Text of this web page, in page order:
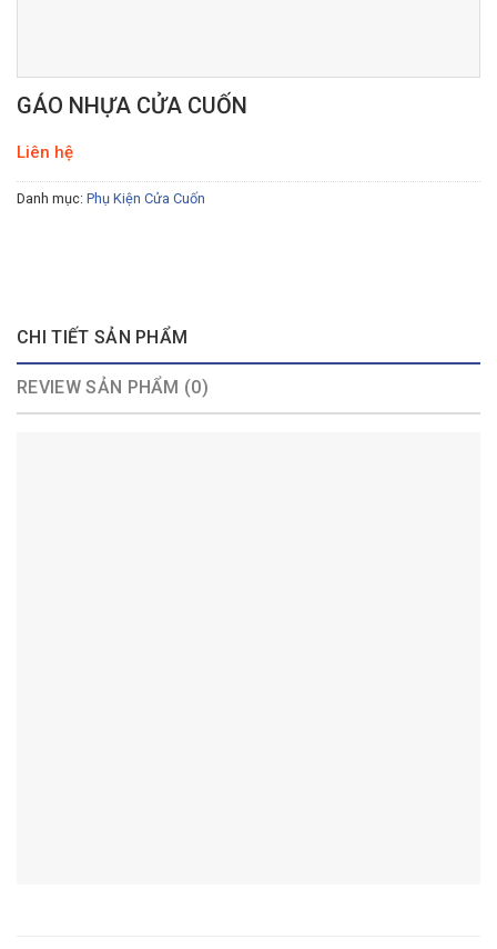
GÁO NHỰA CỬA CUỐN
Liên hệ
Danh mục: Phụ Kiện Cửa Cuốn
CHI TIẾT SẢN PHẨM
REVIEW SẢN PHẨM (0)